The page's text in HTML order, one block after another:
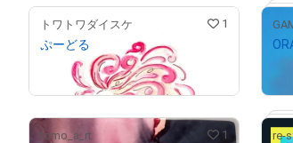
トワトワダイスケ 1
ぷーどる
2,000
tomo_a_rt 1 re-